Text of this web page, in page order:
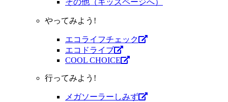
やってみよう!
エコライフチェック
エコドライブ
COOL CHOICE
行ってみよう!
メガソーラーしみず